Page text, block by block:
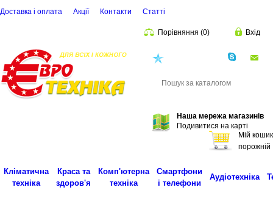
Доставка і оплата Акції Контакти Статті
Порівняння (0) Вхід
Наша мережа магазинів
Подивитися на карті
Мій кошик
порожній
Кліматична
техніка
Краса та
здоров'я
Комп'ютерна
техніка
Смартфони
і телефони
Аудіотехніка